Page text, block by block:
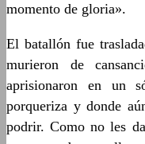
momento de gloria».
El batallón fue
murieron de
aprisionaron en un
porqueriza y donde
podrir. Como no les